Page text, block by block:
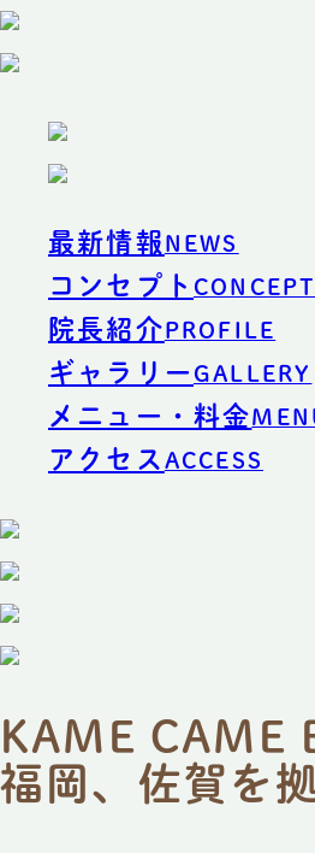
最新情報 NEWS
コンセプト CONCEPT
院長紹介PROFILE
ギャラリー GALLERY
メニュー・料金
アクセス ACCESS
KAME CAME
福岡、佐賀を